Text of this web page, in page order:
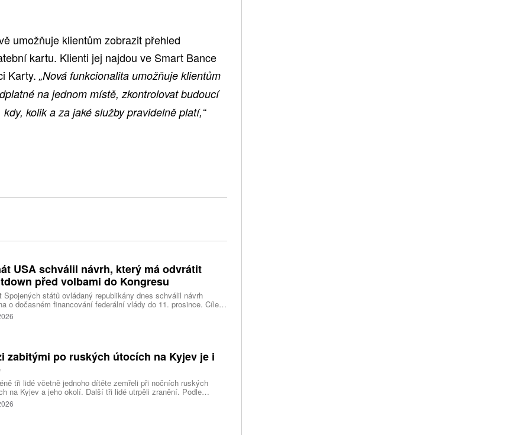
umožňuje klientům zobrazit přehled
kartu. Klienti jej najdou ve Smart Bance
Karty. „Nová funkcionalita umožňuje klientům
na jednom místě, zkontrolovat budoucí
kolik a za jaké služby pravidelně platí,“
USA schválil návrh, který má odvrátit
před volbami do Kongresu
Spojených států ovládaný republikány dnes schválil návrh
o dočasném financování federální vlády do 11. prosince. Cílem
je předejít před listopadovými volbami do Kongresu
shutdownu, tedy omezení chodu vlády v důsledku
zabitými po ruských útocích na Kyjev je i
tři lidé včetně jednoho dítěte zemřeli při nočních ruských
na Kyjev a jeho okolí. Další tři lidé utrpěli zranění. Podle
úřadů Rusové použili mimo jiné balistické rakety.